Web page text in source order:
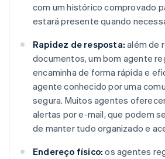
com um histórico comprovado
estará presente quando
Rapidez de resposta: além de
documentos, um bom agente
encaminha de forma rápida e
agente conhecido por uma
segura. Muitos agentes
alertas por e-mail, que podem
de manter tudo organizado e
Endereço físico: os agentes